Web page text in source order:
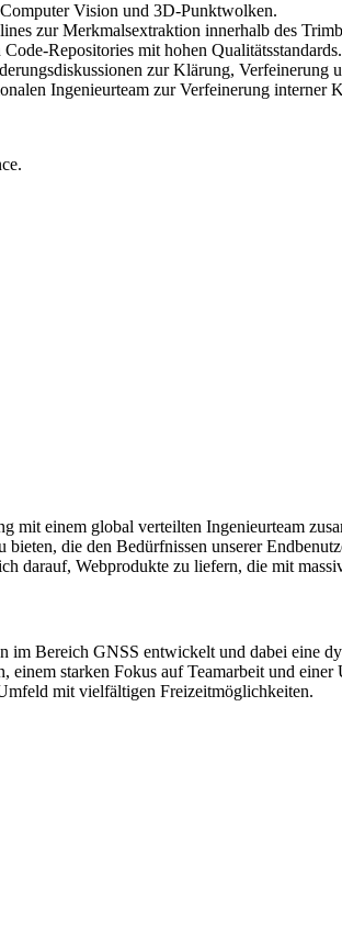
Vision und 3D-Punktwolken.
zur Merkmalsextraktion innerhalb des
Repositories mit hohen Qualitätsstandards.
zur Klärung, Verfeinerung
Ingenieurteam zur Verfeinerung interner
mit einem global verteilten Ingenieurteam
die den Bedürfnissen unserer
darauf, Webprodukte zu liefern, die mit
Bereich GNSS entwickelt und dabei eine
starken Fokus auf Teamarbeit und
mit vielfältigen Freizeitmöglichkeiten.